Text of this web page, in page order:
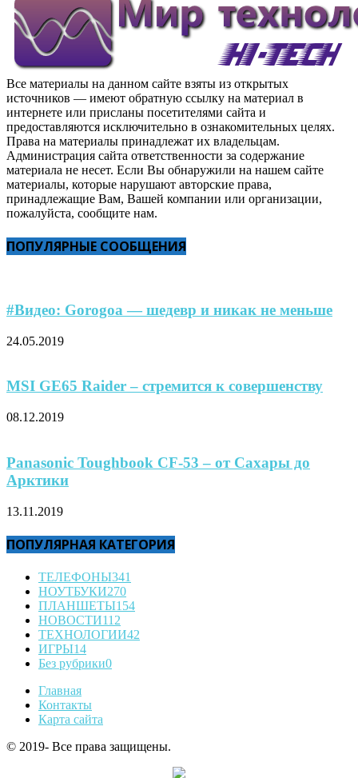
Все материалы на данном сайте взяты из открытых
источников — имеют обратную ссылку на материал в
интернете или присланы посетителями сайта и
предоставляются исключительно в ознакомительных целях.
Права на материалы принадлежат их владельцам.
Администрация сайта ответственности за содержание
материала не несет. Если Вы обнаружили на нашем сайте
материалы, которые нарушают авторские права,
принадлежащие Вам, Вашей компании или организации,
пожалуйста, сообщите нам.
ПОПУЛЯРНЫЕ СООБЩЕНИЯ
#Видео: Gorogoa — шедевр и никак не меньше
24.05.2019
MSI GE65 Raider – стремится к совершенству
08.12.2019
Panasonic Toughbook CF-53 – от Сахары до
Арктики
13.11.2019
ПОПУЛЯРНАЯ КАТЕГОРИЯ
ТЕЛЕФОНЫ341
НОУТБУКИ270
ПЛАНШЕТЫ154
НОВОСТИ112
ТЕХНОЛОГИИ42
ИГРЫ14
Без рубрики0
Главная
Контакты
Карта сайта
© 2019- Все права защищены.